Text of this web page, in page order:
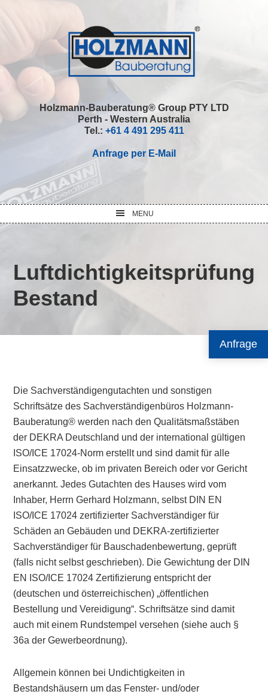
Anfrage
Holzmann-Bauberatung® Group PTY LTD
Perth - Western Australia
Tel.: +61 4 491 295 411
Anfrage per E-Mail
MENU
Luftdichtigkeitsprüfung
Bestand
Die Sachverständigengutachten und sonstigen
Schriftsätze des Sachverständigenbüros Holzmann-
Bauberatung® werden nach den Qualitätsmaßstäben
der DEKRA Deutschland und der international gültigen
ISO/ICE 17024-Norm erstellt und sind damit für alle
Einsatzzwecke, ob im privaten Bereich oder vor Gericht
anerkannt. Jedes Gutachten des Hauses wird vom
Inhaber, Herrn Gerhard Holzmann, selbst DIN EN
ISO/ICE 17024 zertifizierter Sachverständiger für
Schäden an Gebäuden und DEKRA-zertifizierter
Sachverständiger für Bauschadenbewertung, geprüft
(falls nicht selbst geschrieben). Die Gewichtung der DIN
EN ISO/ICE 17024 Zertifizierung entspricht der
(deutschen und österreichischen) „öffentlichen
Bestellung und Vereidigung“. Schriftsätze sind damit
auch mit einem Rundstempel versehen (siehe auch §
36a der Gewerbeordnung).
Allgemein können bei Undichtigkeiten in
Bestandshäusern um das Fenster- und/oder